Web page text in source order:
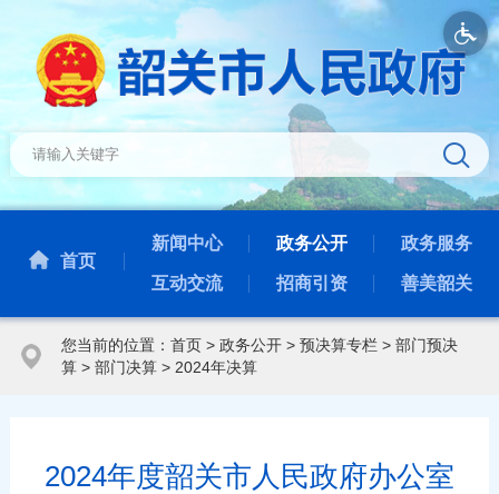
首页
新闻中心 政务公开 政务服务
互动交流 招商引资 善美韶关
您当前的位置： 首页> 政务公开> 预决算专栏> 部门预决
算> 部门决算> 2024年决算
2024年度韶关市人民政府办公室